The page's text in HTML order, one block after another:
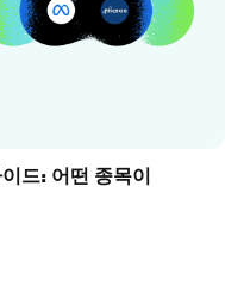
드: 어떤 종목이